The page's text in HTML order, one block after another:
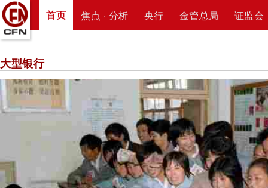
首页 焦点 · 分析 央行 金管总局 证监会
大型银行